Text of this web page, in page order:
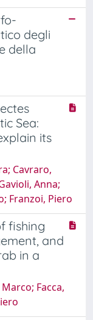
degli
della
Sea:
its
Cavraro,
Anna;
Franzoi, Piero
fishing
and
in a
Facca,